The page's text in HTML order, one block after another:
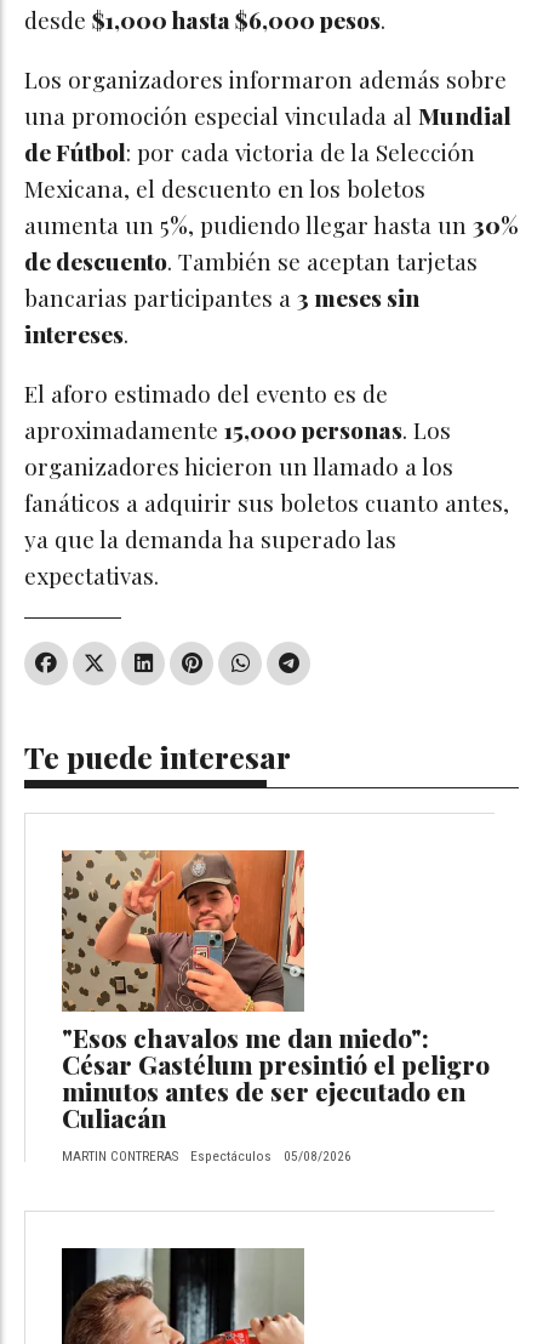
desde $1,000 hasta $6,000 pesos.
Los organizadores informaron además sobre
una promoción especial vinculada al Mundial
de Fútbol: por cada victoria de la Selección
Mexicana, el descuento en los boletos
aumenta un 5%, pudiendo llegar hasta un 30%
de descuento. También se aceptan tarjetas
bancarias participantes a 3 meses sin
intereses.
El aforo estimado del evento es de
aproximadamente 15,000 personas. Los
organizadores hicieron un llamado a los
fanáticos a adquirir sus boletos cuanto antes,
ya que la demanda ha superado las
expectativas.
Te puede interesar
"Esos chavalos me dan miedo":
César Gastélum presintió el peligro
minutos antes de ser ejecutado en
Culiacán
MARTIN CONTRERAS Espectáculos 05/08/2026